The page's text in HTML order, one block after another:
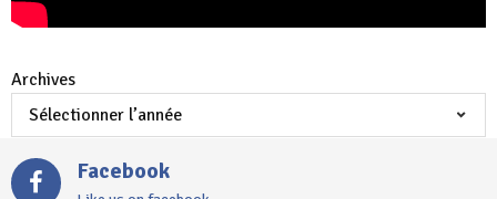
Archives
Facebook